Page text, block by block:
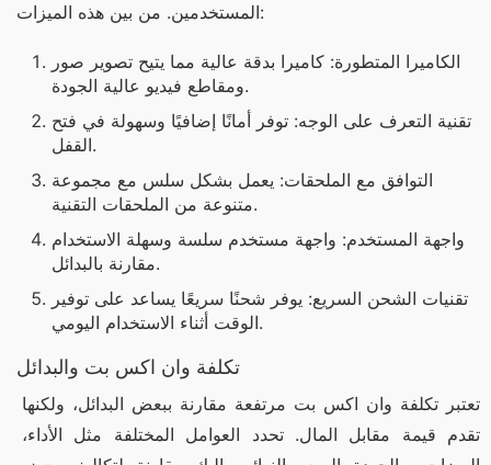
المستخدمين. من بين هذه الميزات:
الكاميرا المتطورة: كاميرا بدقة عالية مما يتيح تصوير صور
ومقاطع فيديو عالية الجودة.
تقنية التعرف على الوجه: توفر أمانًا إضافيًا وسهولة في فتح
القفل.
التوافق مع الملحقات: يعمل بشكل سلس مع مجموعة
متنوعة من الملحقات التقنية.
واجهة المستخدم: واجهة مستخدم سلسة وسهلة الاستخدام
مقارنة بالبدائل.
تقنيات الشحن السريع: يوفر شحنًا سريعًا يساعد على توفير
الوقت أثناء الاستخدام اليومي.
تكلفة وان اكس بت والبدائل